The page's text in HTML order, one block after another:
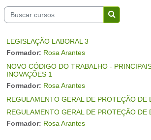
Buscar cursos
Buscar
LEGISLAÇÃO LABORAL 3
Formador: Rosa Arantes
NOVO CÓDIGO DO TRABALHO -
INOVAÇÕES 1
Formador: Rosa Arantes
REGULAMENTO GERAL DE PROTEÇÃO DE
REGULAMENTO GERAL DE PROTEÇÃO DE
Formador: Rosa Arantes